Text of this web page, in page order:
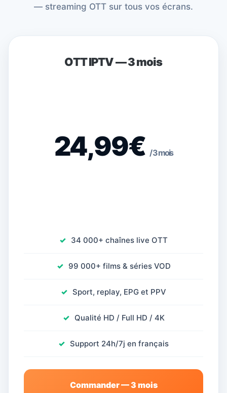
— streaming OTT sur tous vos écrans.
OTT IPTV — 3 mois
24,99€/ 3 mois
34 000+ chaînes live OTT
99 000+ films & séries VOD
Sport, replay, EPG et PPV
Qualité HD / Full HD / 4K
Support 24h/7j en français
Commander — 3 mois